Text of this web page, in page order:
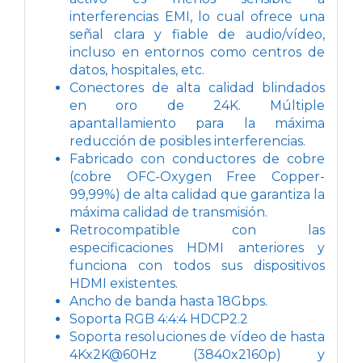
interferencias EMI, lo cual ofrece una
señal clara y fiable de audio/vídeo,
incluso en entornos como centros de
datos, hospitales, etc.
Conectores de alta calidad blindados
en oro de 24K. Múltiple
apantallamiento para la máxima
reducción de posibles interferencias.
Fabricado con conductores de cobre
(cobre OFC-Oxygen Free Copper-
99,99%) de alta calidad que garantiza la
máxima calidad de transmisión.
Retrocompatible con las
especificaciones HDMI anteriores y
funciona con todos sus dispositivos
HDMI existentes.
Ancho de banda hasta 18Gbps.
Soporta RGB 4:4:4 HDCP2.2
Soporta resoluciones de vídeo de hasta
4Kx2K@60Hz (3840x2160p) y